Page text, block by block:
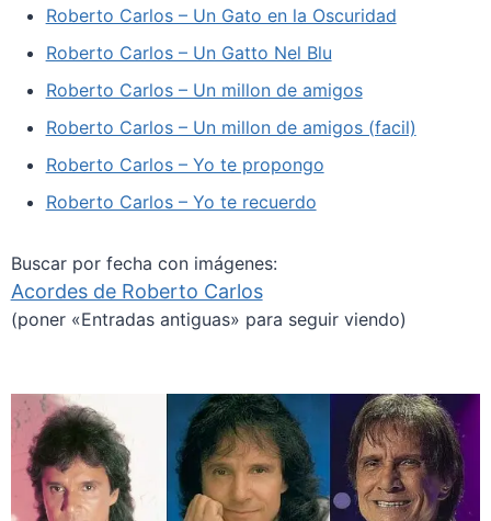
Roberto Carlos – Un Gato en la Oscuridad
Roberto Carlos – Un Gatto Nel Blu
Roberto Carlos – Un millon de amigos
Roberto Carlos – Un millon de amigos (facil)
Roberto Carlos – Yo te propongo
Roberto Carlos – Yo te recuerdo
Buscar por fecha con imágenes:
Acordes de Roberto Carlos
(poner «Entradas antiguas» para seguir viendo)